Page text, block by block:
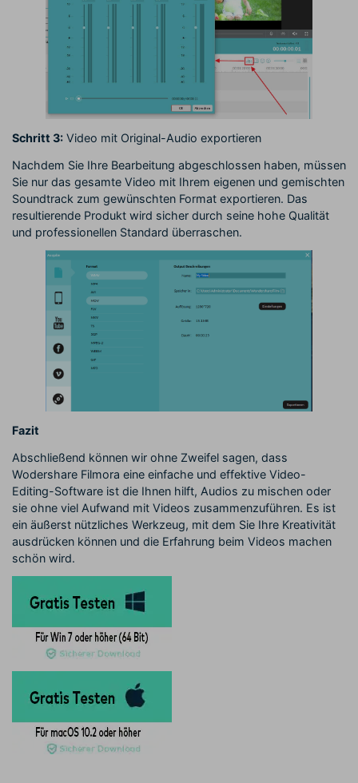
Schritt 3: Video mit Original-Audio exportieren
Nachdem Sie Ihre Bearbeitung abgeschlossen haben, müssen
Sie nur das gesamte Video mit Ihrem eigenen und gemischten
Soundtrack zum gewünschten Format exportieren. Das
resultierende Produkt wird sicher durch seine hohe Qualität
und professionellen Standard überraschen.
Fazit
Abschließend können wir ohne Zweifel sagen, dass
Wodershare Filmora eine einfache und effektive Video-
Editing-Software ist die Ihnen hilft, Audios zu mischen oder
sie ohne viel Aufwand mit Videos zusammenzuführen. Es ist
ein äußerst nützliches Werkzeug, mit dem Sie Ihre Kreativität
ausdrücken können und die Erfahrung beim Videos machen
schön wird.